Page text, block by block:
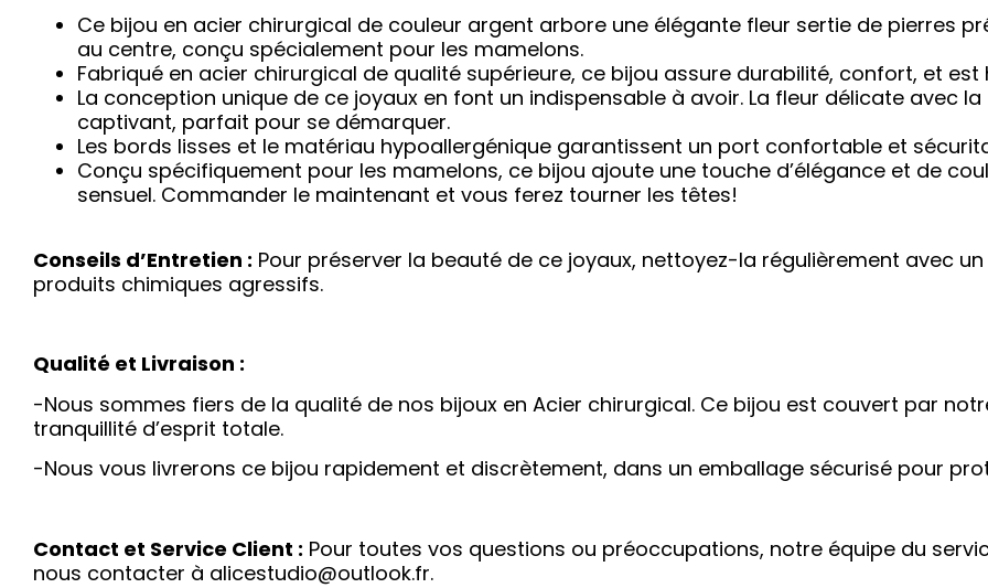
Ce bijou en acier chirurgical de couleur argent arbore une élégante fleur sertie de pierres
au centre, conçu spécialement pour les mamelons.
Fabriqué en acier chirurgical de qualité supérieure, ce bijou assure durabilité, confort, et
La conception unique de ce joyaux en font un indispensable à avoir. La fleur délicate avec
captivant, parfait pour se démarquer.
Les bords lisses et le matériau hypoallergénique garantissent un port confortable et
Conçu spécifiquement pour les mamelons, ce bijou ajoute une touche d’élégance et de
sensuel. Commander le maintenant et vous ferez tourner les têtes!
Conseils d’Entretien : Pour préserver la beauté de ce joyaux, nettoyez-la régulièrement avec
produits chimiques agressifs.
Qualité et Livraison :
-Nous sommes fiers de la qualité de nos bijoux en Acier chirurgical. Ce bijou est couvert par
tranquillité d’esprit totale.
-Nous vous livrerons ce bijou rapidement et discrètement, dans un emballage sécurisé pour
Contact et Service Client : Pour toutes vos questions ou préoccupations, notre équipe du
nous contacter à alicestudio@outlook.fr.